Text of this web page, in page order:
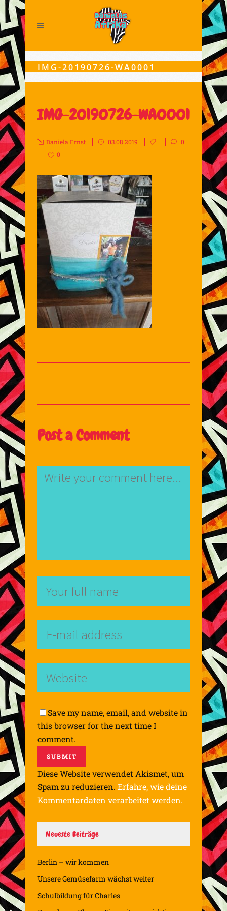
IMG-20190726-WA0001
IMG-20190726-WA0001
Daniela Ernst 03.08.2019
0
0
Post a Comment
Save my name, email, and website in
this browser for the next time I
comment.
Diese Website verwendet Akismet, um
Spam zu reduzieren. Erfahre, wie deine
Kommentardaten verarbeitet werden.
Neueste Beiträge
Berlin – wir kommen
Unsere Gemüsefarm wächst weiter
Schulbildung für Charles